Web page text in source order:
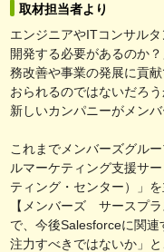
取材担当者より
エンジニアやITコンサル
開発する必要があるのか
務改善や事業の発展に貢
おられるのではないだろ
新しいカンパニーがメン
これまでメンバーズグル
ルマーケティング支援サ
ティング・センター）」
【メンバーズ サースプ
で、今後Salesforceに関
注力すべきではないか」